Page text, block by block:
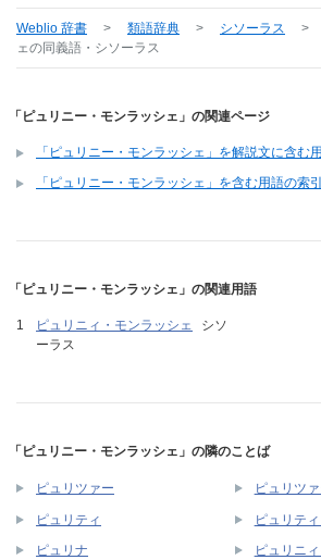
Weblio 辞書 > 類語辞典 > シソーラス >
ェの同義語・シソーラス
「ピュリニー・モンラッシェ」の関連ページ
「ピュリニー・モンラッシェ」を解説文に含む
「ピュリニー・モンラッシェ」を含む用語の索引
「ピュリニー・モンラッシェ」の関連用語
ピュリニィ・モンラッシェ
シソ
ーラス
「ピュリニー・モンラッシェ」の隣のことば
ピュリツァー ピュリツ
ピュリティ ピュリテ
ピュリナ ピュリニ